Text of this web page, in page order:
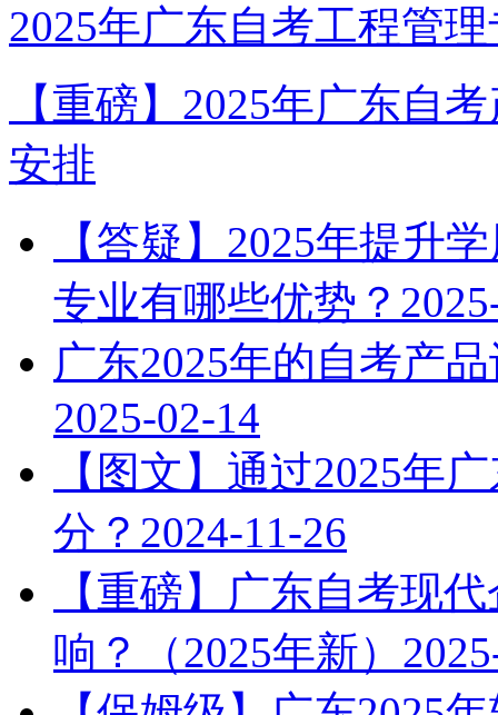
2025年广东自考工程管
【重磅】2025年广东自
安排
【答疑】2025年提升
专业有哪些优势？
广东2025年的自考产
2025-02-14
【图文】通过2025年
分？ 2024-11-26
【重磅】广东自考现
响？（2025年新）